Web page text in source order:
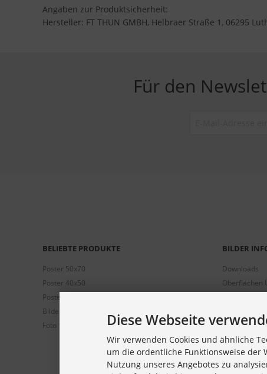
Angaben zur Produktsicherheit:
Hersteller: FT THUN GMBH, Helbraer Straße 1, 06295
Für den
BELIEBTE PRODUKTE
Poster 50x70
Poster 40x50
Poster 30x40
Bilder Leinwand 200x140
Foto 13x18
BILDER
Downloads
Oberflächen
Diese Webseite
Wir verwenden Cookies und ähnliche
um die ordentliche Funktionsweise der
Nutzung unseres Angebotes zu